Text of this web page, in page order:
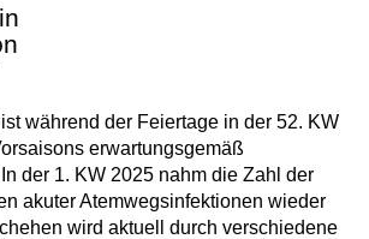
während der Feiertage in der 52. KW
erwartungsgemäß
der 1. KW 2025 nahm die Zahl der
akuter Atemwegsinfektionen wieder
wird aktuell durch verschiedene